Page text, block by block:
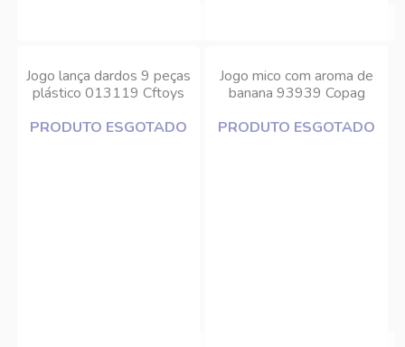
Jogo lança dardos 9 peças
plástico 013119 Cftoys
PRODUTO ESGOTADO
Jogo mico com aroma de
banana 93939 Copag
PRODUTO ESGOTADO